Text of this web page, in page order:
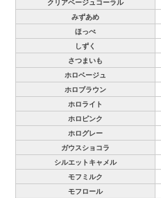
クリアベージュコーラル
みずあめ
ほっぺ
しずく
さつまいも
ホロベージュ
ホロブラウン
ホロライト
ホロピンク
ホログレー
ガウスショコラ
シルエットキャメル
モフミルク
モフロール